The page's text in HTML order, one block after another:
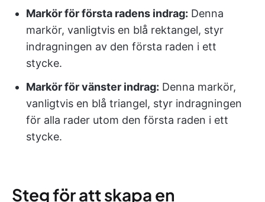
Markör för första radens indrag: Denna
markör, vanligtvis en blå rektangel, styr
indragningen av den första raden i ett
stycke.
Markör för vänster indrag: Denna markör,
vanligtvis en blå triangel, styr indragningen
för alla rader utom den första raden i ett
stycke.
Steg för att skapa en